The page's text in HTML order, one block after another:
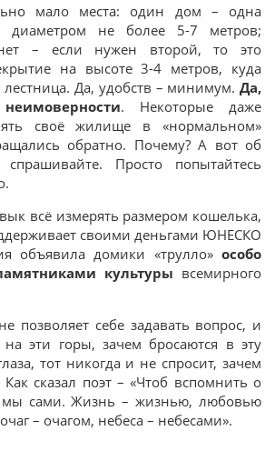
мало места: один дом – одна
диаметром не более 5-7 метров;
– если нужен второй, то это
на высоте 3-4 метров, куда
лестница. Да, удобств – минимум. Да,
. Некоторые даже
своё жилище в «нормальном»
обратно. Почему? А вот об
Просто попытайтесь
всё измерять размером кошелька,
своими деньгами ЮНЕСКО
объявила домики «трулло» особо
культуры всемирного
позволяет себе задавать вопрос, и
эти горы, зачем бросаются в эту
тот никогда и не спросит, зачем
сказал поэт – «Чтоб вспомнить о
мы сами. Жизнь – жизнью, любовью
– очагом, небеса – небесами».